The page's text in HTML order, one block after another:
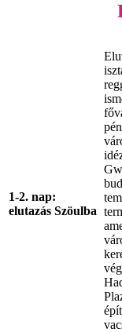
1-2. nap:
elutazás Szöulba